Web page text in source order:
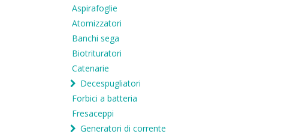
Aspirafoglie
Atomizzatori
Banchi sega
Biotrituratori
Catenarie
Decespugliatori
Forbici a batteria
Fresaceppi
Generatori di corrente